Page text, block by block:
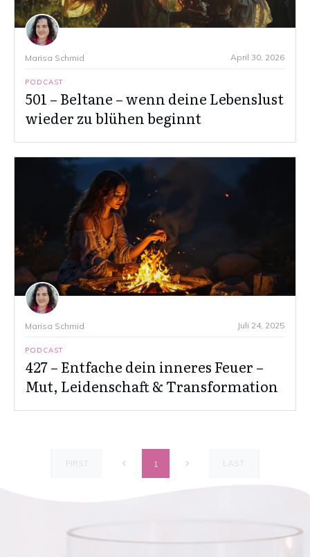
Marisa Schmid April 30, 2026
PODCAST
501 – Beltane – wenn deine Lebenslust
wieder zu blühen beginnt
Marisa Schmid Juli 24, 2025
PODCAST
427 – Entfache dein inneres Feuer –
Mut, Leidenschaft & Transformation
FIRST 1 LAST